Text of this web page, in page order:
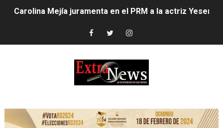
Carolina Mejía juramenta en el PRM a la actriz Yesenia
Club de Villa Francisca entrega trofeo de campeonato
Carolina Mejía dispone mayores acciones ante
LOS HEAT LATIN MUSIC AWARDS ESTÁN LISTOS PARA